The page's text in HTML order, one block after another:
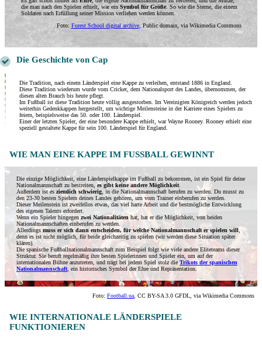
die man nach den Spielen erhielt, war ein Symbol für Größe. So wie die Sterne, die einem
Soldaten nach Erfüllung seiner Mission verliehen werden können.
Foto: Forest School digital archive, Public domain, via Wikimedia Commons
Die Geschichte von Cap
Die Tradition, nach einem Länderspiel eine Kappe zu verleihen, entstand 1886 in England.
Diese Tradition wiederum wurde vom Cricket, dem Nationalsport des Landes, übernommen, der
diesen alten Brauch bis heute pflegt.
Im Fußball ist diese Tradition heute völlig ausgestorben. Im Vereinigten Königreich werden jedoch
weiterhin Gedenkkappen hergestellt, um wichtige Meilensteine ​​in der Karriere eines Spielers zu
feiern, beispielsweise das 50. oder 100. Länderspiel.
Einer der letzten Spieler, der eine besondere Kappe erhielt, war Wayne Rooney. Rooney erhielt eine
speziell gestaltete Kappe für sein 100. Länderspiel für England.
WIE MAN EINE KAPPE IM FUSSBALL GEWINNT
Die einzige Möglichkeit, eine Länderspielkappe im Fußball zu bekommen, ist ein Spiel für deine
Nationalmannschaft zu bestreiten,es gibt keine andere Möglichkeit.
Außerdem ist es ziemlich schwierig, in die Nationalmannschaft berufen zu werden. Du musst zu
den 23-30 besten Spielern deines Landes gehören, um vom Trainer einberufen zu werden.
Dieser Meilenstein ist zweifellos etwas, das viel harte Arbeit und die bestmögliche Entwicklung
des eigenen Talents erfordert.
Wenn ein Spieler hingegenzwei Nationalitäten hat, hat er die Möglichkeit, von beiden
Nationalmannschaften einberufen zu werden.
Allerdings muss er sich dann entscheiden, für welche Nationalmannschaft er spielen will,
denn es ist nicht möglich, für beide gleichzeitig zu spielen (wir werden diese Situation später
klären).
Die spanische Fußballnationalmannschaft zum Beispiel folgt wie viele andere Eliteteams dieser
Struktur. Sie beruft regelmäßig ihre besten Spielerinnen und Spieler ein, um auf der
internationalen Bühne anzutreten, und trägt bei jedem Spiel stolz die Trikots der spanischen
Nationalmannschaft, ein historisches Symbol der Ehre und Repräsentation.
Foto: Football.ua, CC BY-SA 3.0 GFDL, via Wikimedia Commons
WIE INTERNATIONALE LÄNDERSPIELE
FUNKTIONIEREN